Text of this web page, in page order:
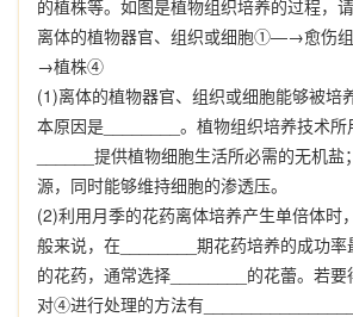
的植株等。如图是植物组织培养的过程，
离体的植物器官、组织或细胞①―→愈伤
→植株④
(1)离体的植物器官、组织或细胞能够被培
本原因是
。植物组织培养技术所
提供植物细胞生活所必需的无机盐；
源，同时能够维持细胞的渗透压。
(2)利用月季的花药离体培养产生单倍体时，
般来说，在
期花药培养的成功
的花药，通常选择
的花蕾。若
对④进行处理的方法有